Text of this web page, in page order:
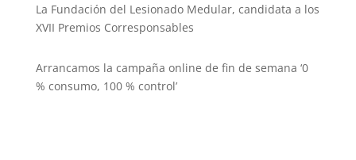
La Fundación del Lesionado Medular, candidata a los
XVII Premios Corresponsables
Arrancamos la campaña online de fin de semana ‘0
% consumo, 100 % control’